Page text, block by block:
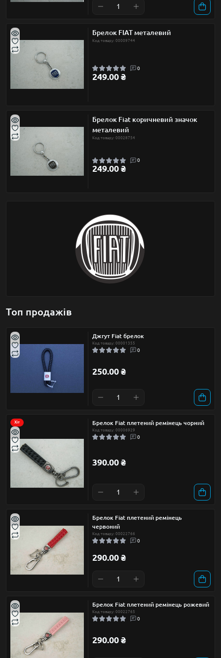
Брелок FIAT металевий
Код товару: 00009744
0
249.00 ₴
Брелок Fiat коричневий значок
металевий
Код товару: 00028754
0
249.00 ₴
Топ продажів
Джгут Fiat брелок
Код товару: 00001355
0
250.00 ₴
Хіт Брелок Fiat плетений ремінець чорний
Код товару: 00006929
0
390.00 ₴
Брелок Fiat плетений ремінець
червоний
Код товару: 00022766
0
290.00 ₴
Брелок Fiat плетений ремінець рожевий
Код товару: 00022765
0
290.00 ₴